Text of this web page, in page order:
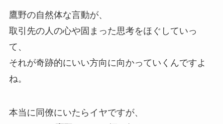
鷹野の自然体な言動が、
取引先の人の心や固まった思考をほぐしていっ
て、
それが奇跡的にいい方向に向かっていくんですよ
ね。
本当に同僚にいたらイヤですが、